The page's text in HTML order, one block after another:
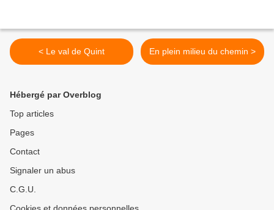
< Le val de Quint En plein milieu du chemin >
Hébergé par Overblog
Top articles
Pages
Contact
Signaler un abus
C.G.U.